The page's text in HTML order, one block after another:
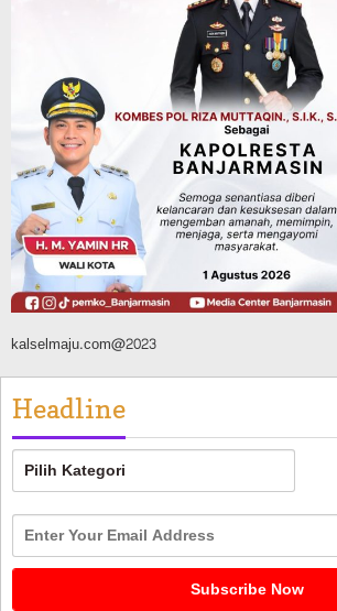
Headline
Panaskan Kembali Arena
FPTI Banjarmasin Siapkan
Kalsel
Agustus 8, 2026
kalselmaju.com@2023
Headline
Headline